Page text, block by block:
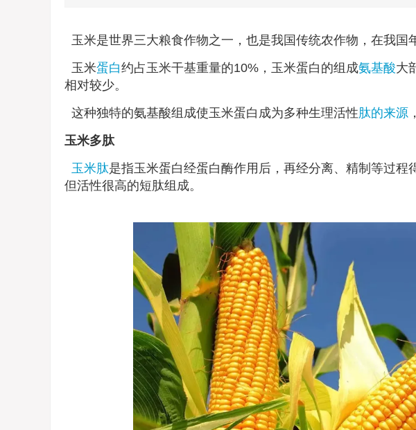
玉米是世界三大粮食作物之一，也是我国传统农作物，在我国
玉米蛋白约占玉米干基重量的10%，玉米蛋白的组成氨基酸大
相对较少。
这种独特的氨基酸组成使玉米蛋白成为多种生理活性肽的来源
玉米多肽
玉米肽是指玉米蛋白经蛋白酶作用后，再经分离、精制等过程
但活性很高的短肽组成。